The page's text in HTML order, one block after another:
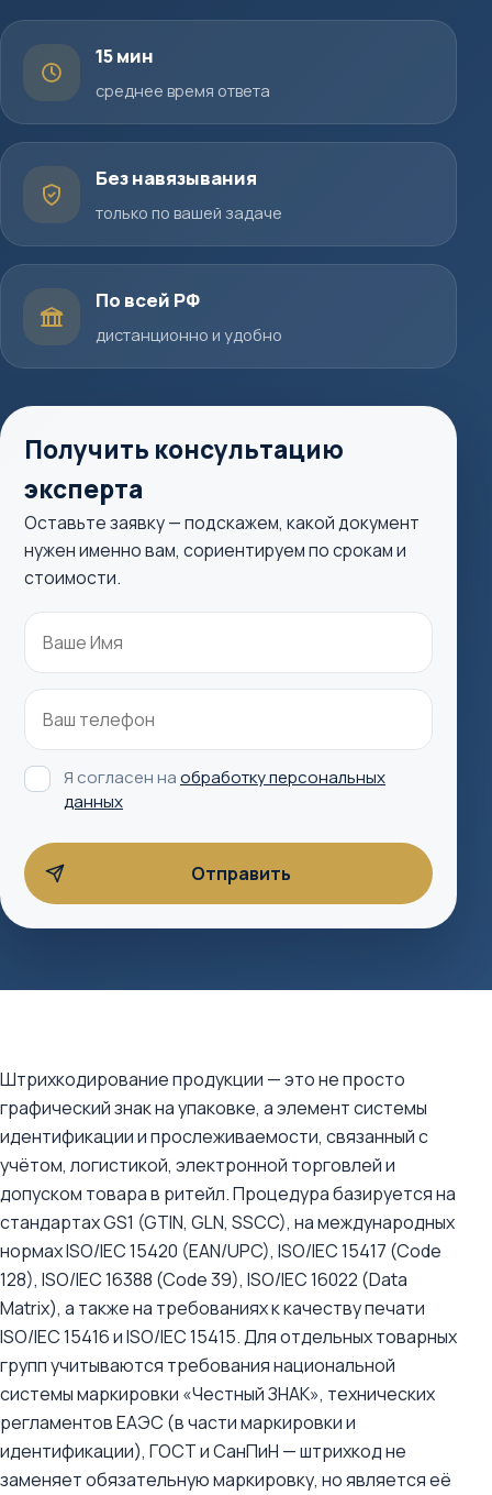
15 мин
среднее время ответа
Без навязывания
только по вашей задаче
По всей РФ
дистанционно и удобно
Получить консультацию
эксперта
Оставьте заявку — подскажем, какой документ
нужен именно вам, сориентируем по срокам и
стоимости.
Я согласен наобработку персональных
данных
Штрихкодирование продукции — это не просто
графический знак на упаковке, а элемент системы
идентификации и прослеживаемости, связанный с
учётом, логистикой, электронной торговлей и
допуском товара в ритейл. Процедура базируется на
стандартах GS1 (GTIN, GLN, SSCC), на международных
нормах ISO/IEC 15420 (EAN/UPC), ISO/IEC 15417 (Code
128), ISO/IEC 16388 (Code 39), ISO/IEC 16022 (Data
Matrix), а также на требованиях к качеству печати
ISO/IEC 15416 и ISO/IEC 15415. Для отдельных товарных
групп учитываются требования национальной
системы маркировки «Честный ЗНАК», технических
регламентов ЕАЭС (в части маркировки и
идентификации), ГОСТ и СанПиН — штрихкод не
заменяет обязательную маркировку, но является её